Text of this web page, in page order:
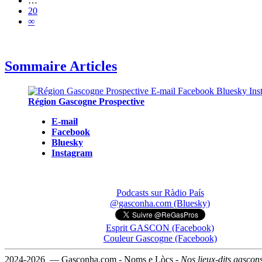
20
∞
Sommaire Articles
Région Gascogne Prospective
E-mail
Facebook
Bluesky
Instagram
Podcasts sur Ràdio País
@gasconha.com (Bluesky)
Esprit GASCON (Facebook)
Couleur Gascogne (Facebook)
2024-2026 — Gasconha.com - Noms e Lòcs - Nos lieux-dits